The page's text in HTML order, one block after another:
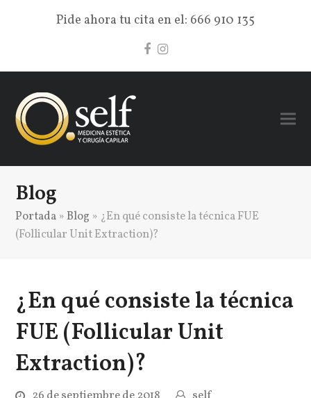
Pide ahora tu cita en el: 666 910 135
Facebook
Instagram
Blog
Portada » Blog » ¿En qué consiste la técnica FUE
(Follicular Unit Extraction)?
¿En qué consiste la técnica
FUE (Follicular Unit
Extraction)?